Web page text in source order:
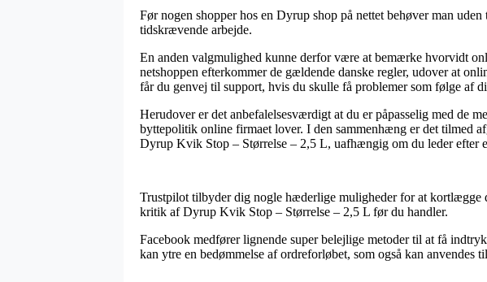
Før nogen shopper hos en Dyrup shop på nettet behøver man
tidskrævende arbejde.
En anden valgmulighed kunne derfor være at bemærke hvorvidt
netshoppen efterkommer de gældende danske regler, udover at
får du genvej til support, hvis du skulle få problemer som følge af
Herudover er det anbefalelsesværdigt at du er påpasselig med de
byttepolitik online firmaet lover. I den sammenhæng er det tilmed
Dyrup Kvik Stop – Størrelse – 2,5 L, uafhængig om du leder efter
Trustpilot tilbyder dig nogle hæderlige muligheder for at kortlægge
kritik af Dyrup Kvik Stop – Størrelse – 2,5 L før du handler.
Facebook medfører lignende super belejlige metoder til at få
kan ytre en bedømmelse af ordreforløbet, som også kan anvendes